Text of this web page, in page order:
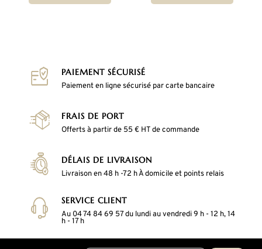
PAIEMENT SÉCURISÉ
Paiement en ligne sécurisé par carte bancaire
FRAIS DE PORT
Offerts à partir de 55 € HT de commande
DÉLAIS DE LIVRAISON
Livraison en 48 h -72 h À domicile et points relais
SERVICE CLIENT
Au 04 74 84 69 57 du lundi au vendredi 9 h - 12 h, 14
h - 17 h